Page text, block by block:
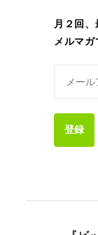
月２回
メルマ
登録